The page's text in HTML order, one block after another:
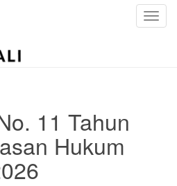
T
11 Tahun
Hukum